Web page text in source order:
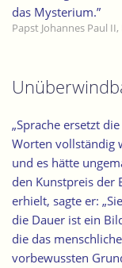
das Mysterium.”
Papst Johannes Paul
„Sprache ersetzt
Worten vollständig
und es hätte
den Kunstpreis der
erhielt, sagte er:
die Dauer ist ein
die das
vorbewussten